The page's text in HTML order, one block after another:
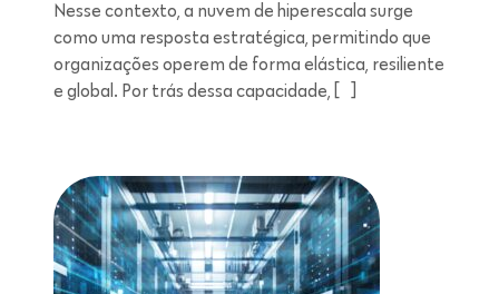
Nesse contexto, a nuvem de hiperescala surge
como uma resposta estratégica, permitindo que
organizações operem de forma elástica, resiliente
e global. Por trás dessa capacidade, […]